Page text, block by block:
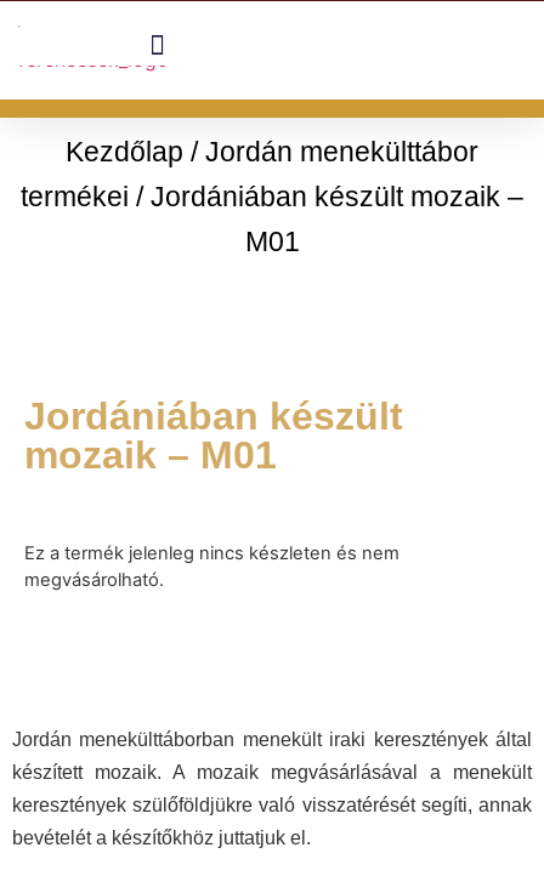
Kezdőlap /Jordán menekülttábor
termékei / Jordániában készült mozaik –
M01
Jordániában készült
mozaik – M01
Ez a termék jelenleg nincs készleten és nem
megvásárolható.
Jordán menekülttáborban menekült iraki keresztények által
készített mozaik. A mozaik megvásárlásával a menekült
keresztények szülőföldjükre való visszatérését segíti, annak
bevételét a készítőkhöz juttatjuk el.